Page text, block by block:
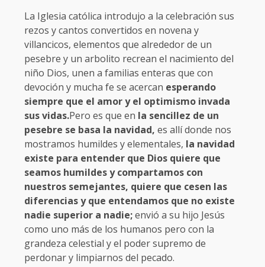
La Iglesia católica introdujo a la celebración sus
rezos y cantos convertidos en novena y
villancicos, elementos que alrededor de un
pesebre y un arbolito recrean el nacimiento del
niño Dios, unen a familias enteras que con
devoción y mucha fe se acercan esperando
siempre que el amor y el optimismo invada
sus vidas.Pero es que en la sencillez de un
pesebre se basa la navidad, es allí donde nos
mostramos humildes y elementales, la navidad
existe para entender que Dios quiere que
seamos humildes y compartamos con
nuestros semejantes, quiere que cesen las
diferencias y que entendamos que no existe
nadie superior a nadie;envió a su hijo Jesús
como uno más de los humanos pero con la
grandeza celestial y el poder supremo de
perdonar y limpiarnos del pecado.